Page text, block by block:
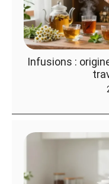
Infusions :